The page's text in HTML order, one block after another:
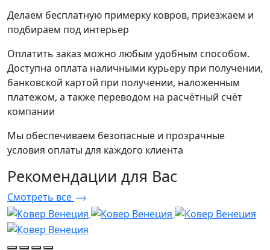
Делаем бесплатную примерку ковров, приезжаем и
подбираем под интерьер
Оплатить заказ можно любым удобным способом.
Доступна оплата наличными курьеру при получении,
банковской картой при получении, наложенным
платежом, а также переводом на расчётный счёт
компании
Мы обеспечиваем безопасные и прозрачные
условия оплаты для каждого клиента
Рекомендации для Вас
Смотреть все